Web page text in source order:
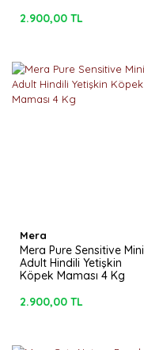
2.900,00 TL
Mera
Mera Pure Sensitive Mini
Adult Hindili Yetişkin
Köpek Maması 4 Kg
2.900,00 TL